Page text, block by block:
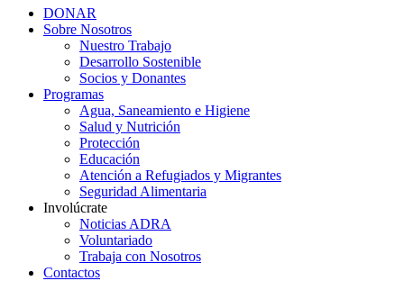
DONAR
Sobre Nosotros
Nuestro Trabajo
Desarrollo Sostenible
Socios y Donantes
Programas
Agua, Saneamiento e Higiene
Salud y Nutrición
Protección
Educación
Atención a Refugiados y Migrantes
Seguridad Alimentaria
Involúcrate
Noticias ADRA
Voluntariado
Trabaja con Nosotros
Contactos